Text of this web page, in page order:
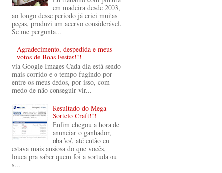
em madeira desde 2003,
ao longo desse período já criei muitas
peças, produzi um acervo considerável.
Se me pergunta...
Agradecimento, despedida e meus
votos de Boas Festas!!!
via Google Images Cada dia está sendo
mais corrido e o tempo fugindo por
entre os meus dedos, por isso, com
medo de não conseguir vir...
Resultado do Mega
Sorteio Craft!!!
Enfim chegou a hora de
anunciar o ganhador,
oba \o/, até então eu
estava mais ansiosa do que vocês,
louca pra saber quem foi a sortuda ou
s...